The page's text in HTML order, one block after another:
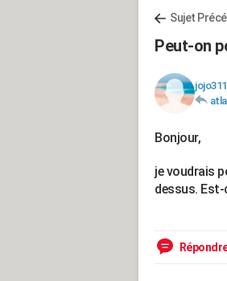
Sujet
Peut-on
Bonjour,
je voudrais
dessus.